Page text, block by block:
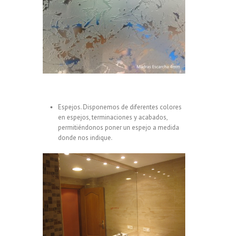
Espejos. Disponemos de diferentes colores
en espejos, terminaciones y acabados,
permitiéndonos poner un espejo a medida
donde nos indique.